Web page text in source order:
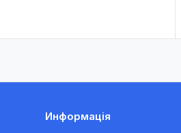
Информація